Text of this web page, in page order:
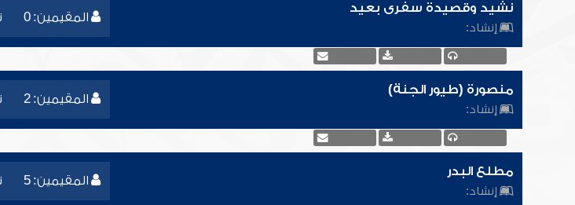
المقيمين: 0
نشيد وقصيدة سفرى بعيد
إنشاد:
المقيمين: 2
منصورة (طيور الجنة)
إنشاد:
المقيمين: 5
مطلع البدر
إنشاد: